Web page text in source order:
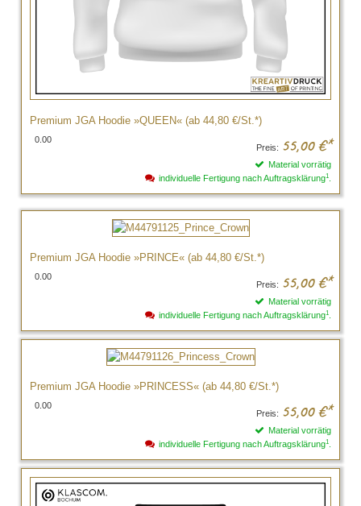
Premium JGA Hoodie »QUEEN« (ab 44,80 €/St.*)
0.00
Preis: 55,00 €*
Material vorrätig
individuelle Fertigung nach Auftragsklärung1
Premium JGA Hoodie »PRINCE« (ab 44,80 €/St.*)
0.00
Preis: 55,00 €*
Material vorrätig
individuelle Fertigung nach Auftragsklärung1
Premium JGA Hoodie »PRINCESS« (ab 44,80 €/St.*)
0.00
Preis: 55,00 €*
Material vorrätig
individuelle Fertigung nach Auftragsklärung1